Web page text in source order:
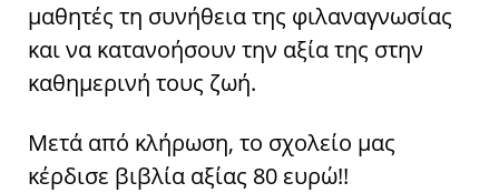
μαθητές τη συνήθεια της φιλαναγνωσίας
και να κατανοήσουν την αξία της στην
καθημερινή τους ζωή.
Μετά από κλήρωση, το σχολείο μας
κέρδισε βιβλία αξίας 80 ευρώ!!